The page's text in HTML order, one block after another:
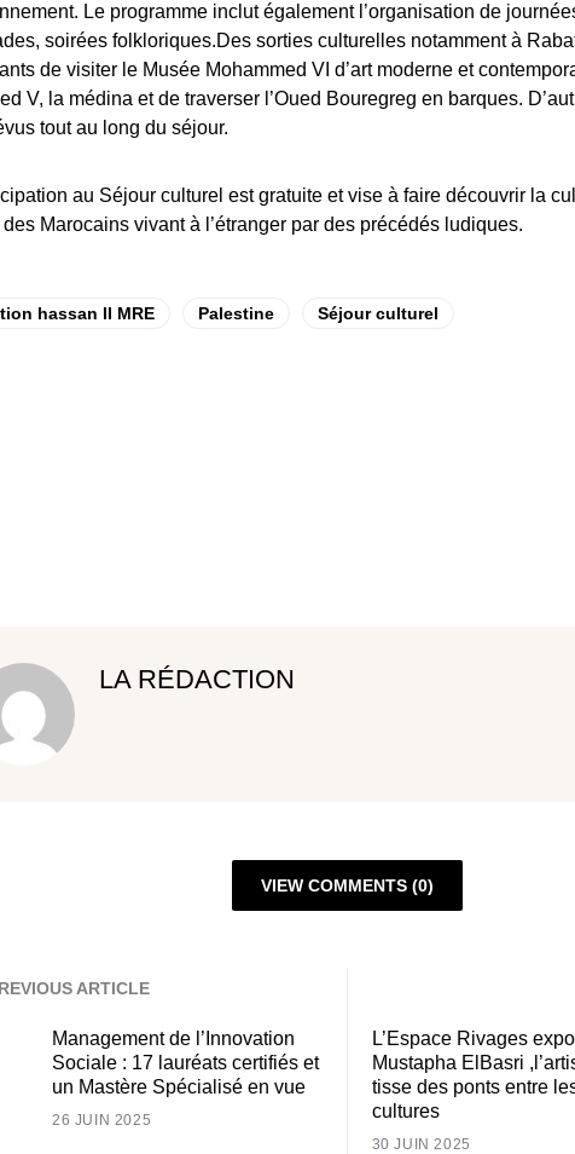
Le programme inclut également l’organisation de
soirées folkloriques.Des sorties culturelles notamment à
de visiter le Musée Mohammed VI d’art moderne et
V, la médina et de traverser l’Oued Bouregreg en barques.
tout au long du séjour.
au Séjour culturel est gratuite et vise à faire découvrir la
Marocains vivant à l’étranger par des précédés ludiques.
hassan II MRE Palestine Séjour culturel
LA RÉDACTION
VIEW COMMENTS (0)
ARTICLE
Management de l’Innovation
Sociale : 17 lauréats certifiés et
un Mastère Spécialisé en vue
26 JUIN 2025
L’Espace Rivages
Mustapha ElBasri
tisse des ponts entre
cultures
30 JUIN 2025